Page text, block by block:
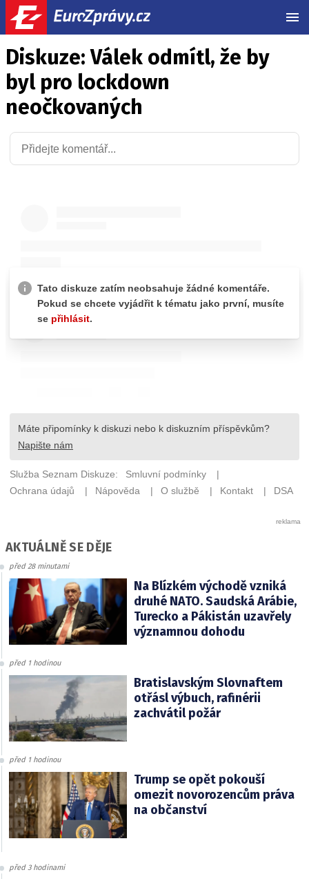
Diskuze: Válek odmítl, že by
byl pro lockdown
neočkovaných
AKTUÁLNĚ SE DĚJE
před 28 minutami
Na Blízkém východě vzniká
druhé NATO. Saudská Arábie,
Turecko a Pákistán uzavřely
významnou dohodu
před 1 hodinou
Bratislavským Slovnaftem
otřásl výbuch, rafinérii
zachvátil požár
před 1 hodinou
Trump se opět pokouší
omezit novorozencům práva
na občanství
před 3 hodinami